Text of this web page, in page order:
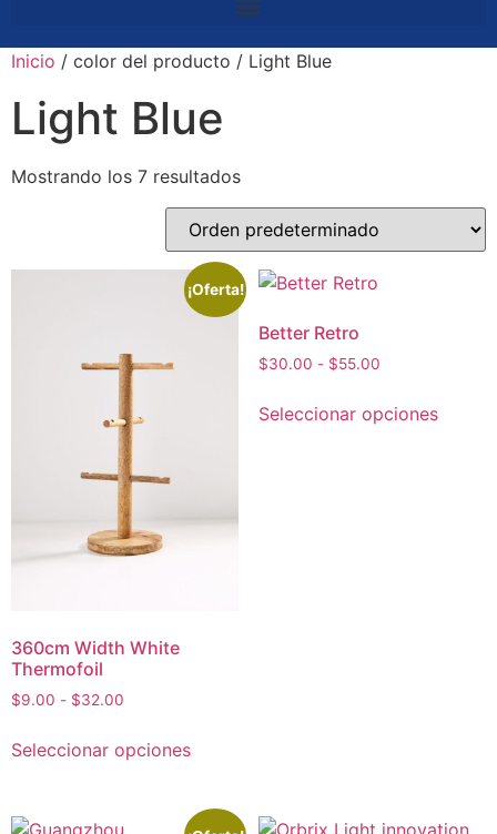
Inicio / color del producto / Light Blue
Light Blue
Mostrando los 7 resultados
¡Oferta!
360cm Width White
Thermofoil
$9.00 - $32.00
Seleccionar opciones
Better Retro
$30.00 - $55.00
Seleccionar opciones